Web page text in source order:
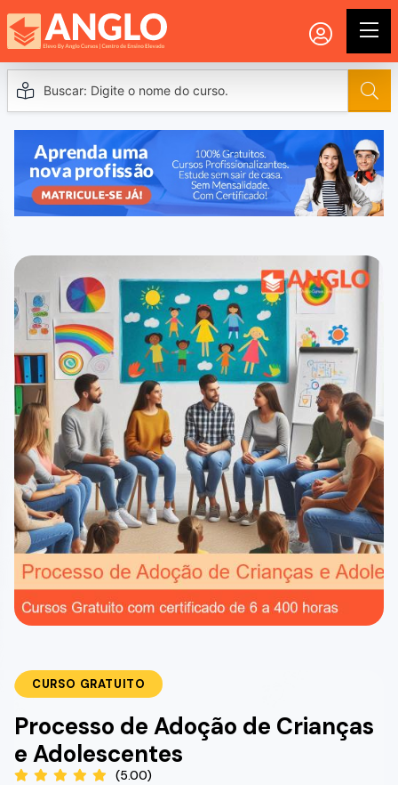
CURSO GRATUITO
Processo de Adoção de Crianças
e Adolescentes
(5.00)